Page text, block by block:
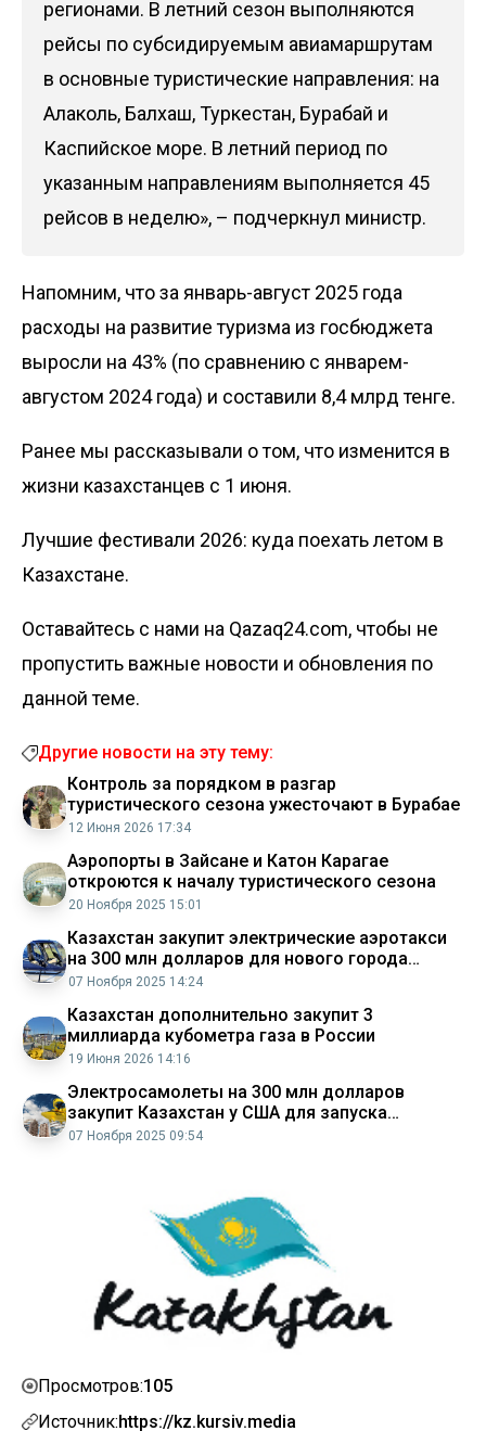
регионами. В летний сезон выполняются
рейсы по субсидируемым авиамаршрутам
в основные туристические направления: на
Алаколь, Балхаш, Туркестан, Бурабай и
Каспийское море. В летний период по
указанным направлениям выполняется 45
рейсов в неделю», – подчеркнул министр.
Напомним, что за январь-август 2025 года
расходы на развитие туризма из госбюджета
выросли на 43% (по сравнению с январем-
августом 2024 года) и составили 8,4 млрд тенге.
Ранее мы рассказывали о том, что изменится в
жизни казахстанцев с 1 июня.
Лучшие фестивали 2026: куда поехать летом в
Казахстане.
Оставайтесь с нами на Qazaq24.com, чтобы не
пропустить важные новости и обновления по
данной теме.
Другие новости на эту тему:
Контроль за порядком в разгар
туристического сезона ужесточают в Бурабае
12 Июня 2026 17:34
Аэропорты в Зайсане и Катон Карагае
откроются к началу туристического сезона
20 Ноября 2025 15:01
Казахстан закупит электрические аэротакси
на 300 млн долларов для нового города
Алатау
07 Ноября 2025 14:24
Казахстан дополнительно закупит 3
миллиарда кубометра газа в России
19 Июня 2026 14:16
Электросамолеты на 300 млн долларов
закупит Казахстан у США для запуска
аэротакси в Алатау
07 Ноября 2025 09:54
Просмотров:105
Источник:https://kz.kursiv.media